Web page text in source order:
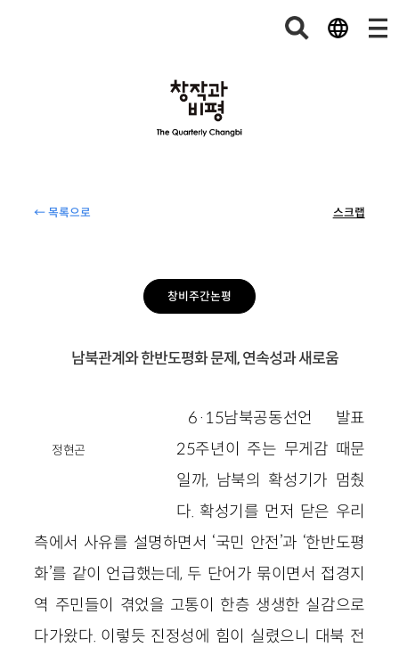
← 목록으로 스크랩
창비주간논평
남북관계와 한반도평화 문제, 연속성과 새로움
정현곤
6·15남북공동선언 발표
25주년이 주는 무게감 때문
일까, 남북의 확성기가 멈췄
다. 확성기를 먼저 닫은 우리
측에서 사유를 설명하면서 ‘국민 안전’과 ‘한반도평
화’를 같이 언급했는데, 두 단어가 묶이면서 접경지
역 주민들이 겪었을 고통이 한층 생생한 실감으로
다가왔다. 이렇듯 진정성에 힘이 실렸으니 대북 전